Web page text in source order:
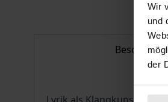
Wir
und
der